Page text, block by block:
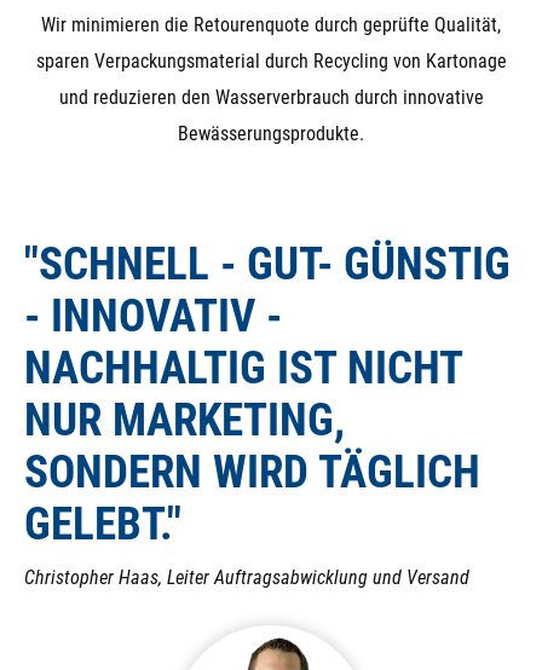
Manuelle (Not)Betätigung: Das Magnetventil wird
ausschließlich durch Magnetkraft geschlossen und
geöffnet (bzw. durch die Feder, die der Magnetkraft
entgegenwirkt). Das bedeutet, dass ein Magnetventil
geschlossenes) Magnetventil auf ein NO (stromlos
offenes) Magnetventil umzubauen, da die integrierte
Feder in eine andere Richtung wirkt.
Wir minimieren die Retourenquote durch geprüfte Qualität,
sparen Verpackungsmaterial durch Recycling von Kartonage
und reduzieren den Wasserverbrauch durch innovative
Bewässerungsprodukte.
"SCHNELL - GUT- GÜNSTIG
- INNOVATIV -
NACHHALTIG IST NICHT
NUR MARKETING,
SONDERN WIRD TÄGLICH
GELEBT."
Christopher Haas, Leiter Auftragsabwicklung und Versand